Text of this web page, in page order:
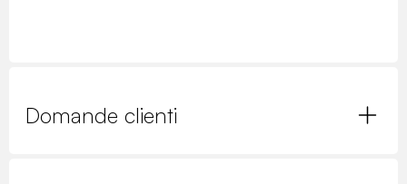
Domande clienti